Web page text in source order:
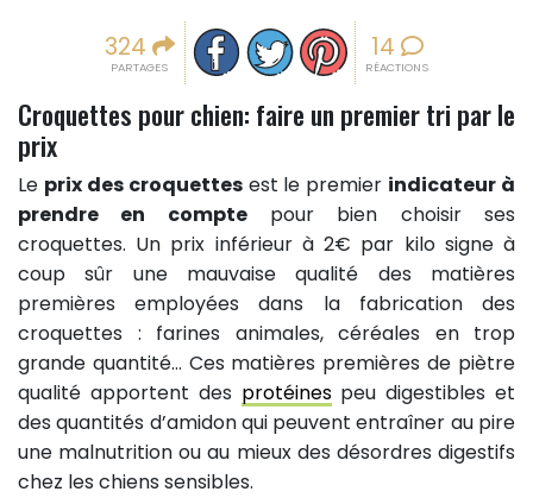
324
PARTAGES
Partager sur facebook
Partager sur Twitter
Epingler sur Pinterest
14
RÉACTIONS
Croquettes pour chien: faire un premier tri par le
prix
Le prix des croquettesest le premier indicateur à
prendre en comptepour bien choisir ses
croquettes. Un prix inférieur à 2€ par kilo signe à
coup sûr une mauvaise qualité des matières
premières employées dans la fabrication des
croquettes : farines animales, céréales en trop
grande quantité… Ces matières premières de piètre
qualité apportent des protéinespeu digestibles et
des quantités d’amidon qui peuvent entraîner au pire
une malnutrition ou au mieux des désordres digestifs
chez les chiens sensibles.